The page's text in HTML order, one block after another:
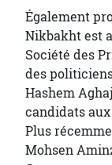
Également
Nikbakht est
Société des
des
Hashem
candidats
Plus
Mohsen